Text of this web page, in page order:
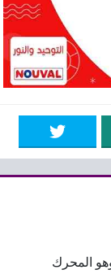
المحرك